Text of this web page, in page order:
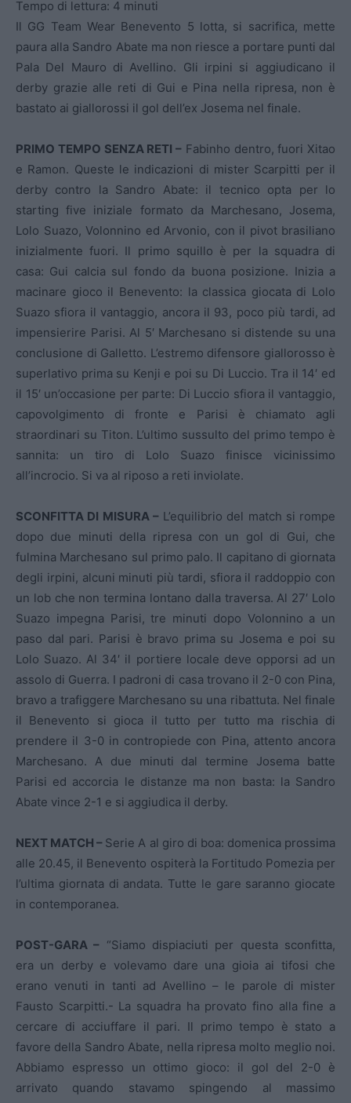
Tempo di lettura: 4 minuti
Il GG Team Wear Benevento 5 lotta, si sacrifica, mette
paura alla Sandro Abate ma non riesce a portare punti dal
Pala Del Mauro di Avellino. Gli irpini si aggiudicano il
derby grazie alle reti di Gui e Pina nella ripresa, non è
bastato ai giallorossi il gol dell’ex Josema nel finale.
PRIMO TEMPO SENZA RETI – Fabinho dentro, fuori Xitao
e Ramon. Queste le indicazioni di mister Scarpitti per il
derby contro la Sandro Abate: il tecnico opta per lo
starting five iniziale formato da Marchesano, Josema,
Lolo Suazo, Volonnino ed Arvonio, con il pivot brasiliano
inizialmente fuori. Il primo squillo è per la squadra di
casa: Gui calcia sul fondo da buona posizione. Inizia a
macinare gioco il Benevento: la classica giocata di Lolo
Suazo sfiora il vantaggio, ancora il 93, poco più tardi, ad
impensierire Parisi. Al 5′ Marchesano si distende su una
conclusione di Galletto. L’estremo difensore giallorosso è
superlativo prima su Kenji e poi su Di Luccio. Tra il 14′ ed
il 15′ un’occasione per parte: Di Luccio sfiora il vantaggio,
capovolgimento di fronte e Parisi è chiamato agli
straordinari su Titon. L’ultimo sussulto del primo tempo è
sannita: un tiro di Lolo Suazo finisce vicinissimo
all’incrocio. Si va al riposo a reti inviolate.
SCONFITTA DI MISURA –L’equilibrio del match si rompe
dopo due minuti della ripresa con un gol di Gui, che
fulmina Marchesano sul primo palo. Il capitano di giornata
degli irpini, alcuni minuti più tardi, sfiora il raddoppio con
un lob che non termina lontano dalla traversa. Al 27′ Lolo
Suazo impegna Parisi, tre minuti dopo Volonnino a un
paso dal pari. Parisi è bravo prima su Josema e poi su
Lolo Suazo. Al 34′ il portiere locale deve opporsi ad un
assolo di Guerra. I padroni di casa trovano il 2-0 con Pina,
bravo a trafiggere Marchesano su una ribattuta. Nel finale
il Benevento si gioca il tutto per tutto ma rischia di
prendere il 3-0 in contropiede con Pina, attento ancora
Marchesano. A due minuti dal termine Josema batte
Parisi ed accorcia le distanze ma non basta: la Sandro
Abate vince 2-1 e si aggiudica il derby.
NEXT MATCH – Serie A al giro di boa: domenica prossima
alle 20.45, il Benevento ospiterà la Fortitudo Pomezia per
l’ultima giornata di andata. Tutte le gare saranno giocate
in contemporanea.
POST-GARA – “Siamo dispiaciuti per questa sconfitta,
era un derby e volevamo dare una gioia ai tifosi che
erano venuti in tanti ad Avellino – le parole di mister
Fausto Scarpitti.- La squadra ha provato fino alla fine a
cercare di acciuffare il pari. Il primo tempo è stato a
favore della Sandro Abate, nella ripresa molto meglio noi.
Abbiamo espresso un ottimo gioco: il gol del 2-0 è
arrivato quando stavamo spingendo al massimo